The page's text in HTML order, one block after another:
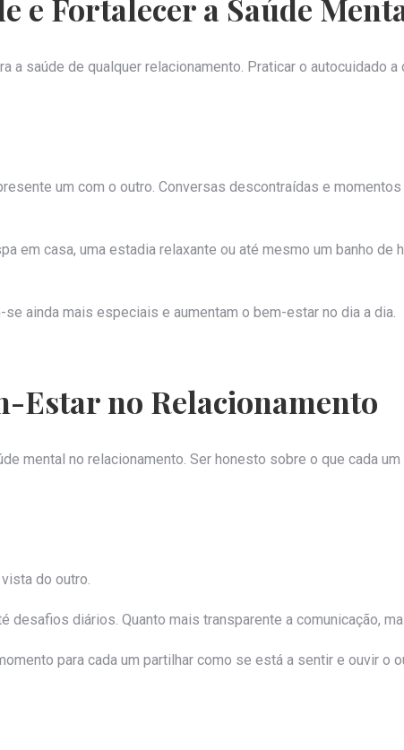
Fortalecer a Saúde
saúde de qualquer relacionamento. Praticar o autocuidado
um com o outro. Conversas descontraídas e
em casa, uma estadia relaxante ou até mesmo um banho de
ainda mais especiais e aumentam o bem-estar no dia a dia.
Estar no Relacionamento
mental no relacionamento. Ser honesto sobre o que cada
do outro.
desafios diários. Quanto mais transparente a comunicação,
para cada um partilhar como se está a sentir e ouvir o